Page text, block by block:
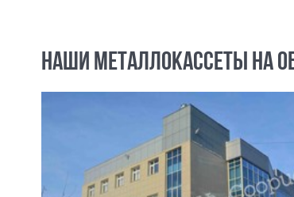
НАШИ МЕТАЛЛОКАССЕТЫ НА